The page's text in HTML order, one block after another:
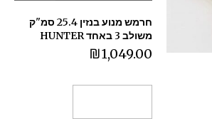
חרמש מנוע בנזין 25.4 סמ"ק
משולב 3 באחד HUNTER
₪1,049.00